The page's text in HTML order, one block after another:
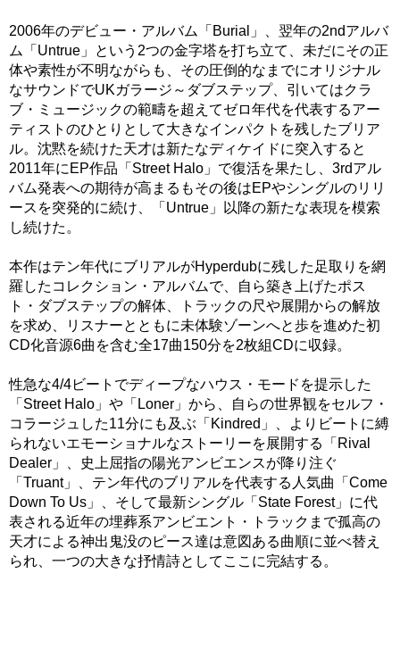
2006年のデビュー・アルバム「Burial」、翌年の2ndアルバ
ム「Untrue」という2つの金字塔を打ち立て、未だにその正
体や素性が不明ながらも、その圧倒的なまでにオリジナル
なサウンドでUKガラージ～ダブステップ、引いてはクラ
ブ・ミュージックの範疇を超えてゼロ年代を代表するアー
ティストのひとりとして大きなインパクトを残したブリア
ル。沈黙を続けた天才は新たなディケイドに突入すると
2011年にEP作品「Street Halo」で復活を果たし、3rdアル
バム発表への期待が高まるもその後はEPやシングルのリリ
ースを突発的に続け、「Untrue」以降の新たな表現を模索
し続けた。
本作はテン年代にブリアルがHyperdubに残した足取りを網
羅したコレクション・アルバムで、自ら築き上げたポス
ト・ダブステップの解体、トラックの尺や展開からの解放
を求め、リスナーとともに未体験ゾーンへと歩を進めた初
CD化音源6曲を含む全17曲150分を2枚組CDに収録。
性急な4/4ビートでディープなハウス・モードを提示した
「Street Halo」や「Loner」から、自らの世界観をセルフ・
コラージュした11分にも及ぶ「Kindred」、よりビートに縛
られないエモーショナルなストーリーを展開する「Rival
Dealer」、史上屈指の陽光アンビエンスが降り注ぐ
「Truant」、テン年代のブリアルを代表する人気曲「Come
Down To Us」、そして最新シングル「State Forest」に代
表される近年の埋葬系アンビエント・トラックまで孤高の
天才による神出鬼没のピース達は意図ある曲順に並べ替え
られ、一つの大きな抒情詩としてここに完結する。